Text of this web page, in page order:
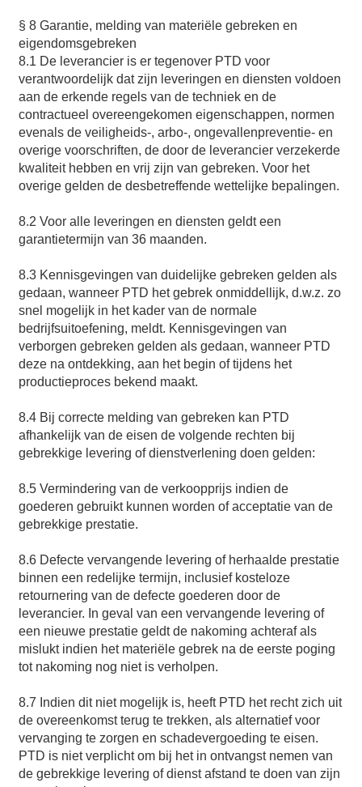
§ 8 Garantie, melding van materiële gebreken en
eigendomsgebreken
8.1 De leverancier is er tegenover PTD voor
verantwoordelijk dat zijn leveringen en diensten voldoen
aan de erkende regels van de techniek en de
contractueel overeengekomen eigenschappen, normen
evenals de veiligheids-, arbo-, ongevallenpreventie- en
overige voorschriften, de door de leverancier verzekerde
kwaliteit hebben en vrij zijn van gebreken. Voor het
overige gelden de desbetreffende wettelijke bepalingen.
8.2 Voor alle leveringen en diensten geldt een
garantietermijn van 36 maanden.
8.3 Kennisgevingen van duidelijke gebreken gelden als
gedaan, wanneer PTD het gebrek onmiddellijk, d.w.z. zo
snel mogelijk in het kader van de normale
bedrijfsuitoefening, meldt. Kennisgevingen van
verborgen gebreken gelden als gedaan, wanneer PTD
deze na ontdekking, aan het begin of tijdens het
productieproces bekend maakt.
8.4 Bij correcte melding van gebreken kan PTD
afhankelijk van de eisen de volgende rechten bij
gebrekkige levering of dienstverlening doen gelden:
8.5 Vermindering van de verkoopprijs indien de
goederen gebruikt kunnen worden of acceptatie van de
gebrekkige prestatie.
8.6 Defecte vervangende levering of herhaalde prestatie
binnen een redelijke termijn, inclusief kosteloze
retournering van de defecte goederen door de
leverancier. In geval van een vervangende levering of
een nieuwe prestatie geldt de nakoming achteraf als
mislukt indien het materiële gebrek na de eerste poging
tot nakoming nog niet is verholpen.
8.7 Indien dit niet mogelijk is, heeft PTD het recht zich uit
de overeenkomst terug te trekken, als alternatief voor
vervanging te zorgen en schadevergoeding te eisen.
PTD is niet verplicht om bij het in ontvangst nemen van
de gebrekkige levering of dienst afstand te doen van zijn